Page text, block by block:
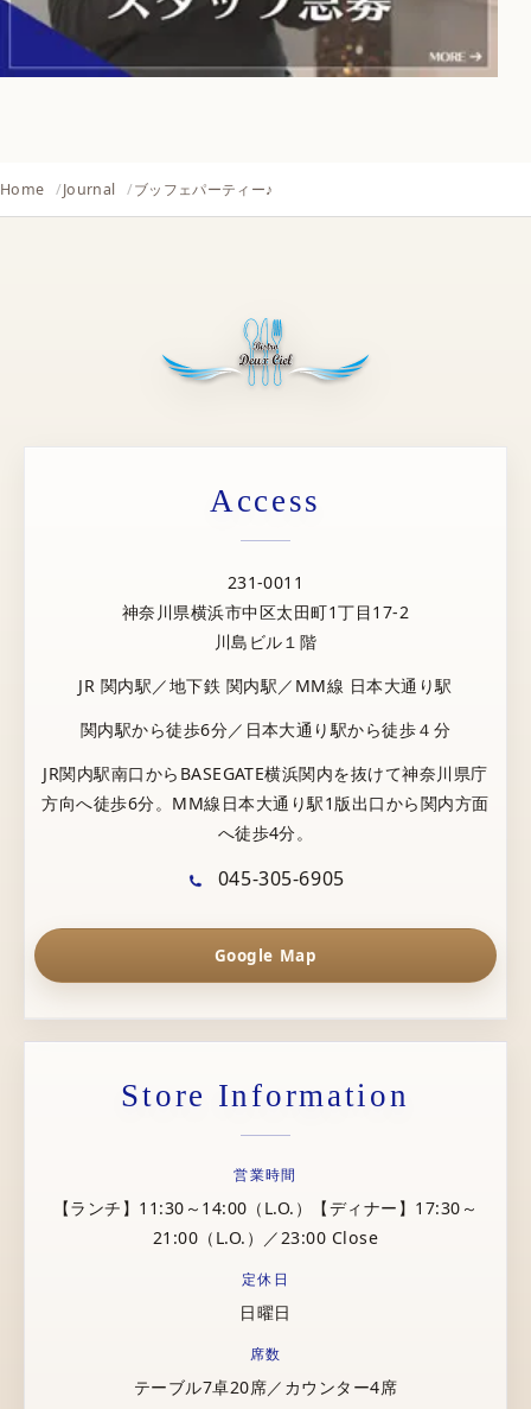
Home Journal ブッフェパーティー♪
Access
231-0011
神奈川県横浜市中区太田町1丁目17-2
川島ビル１階
JR 関内駅／地下鉄 関内駅／MM線 日本大通り駅
関内駅から徒歩6分／日本大通り駅から徒歩４分
JR関内駅南口からBASEGATE横浜関内を抜けて神奈川県庁
方向へ徒歩6分。MM線日本大通り駅1版出口から関内方面
へ徒歩4分。
045-305-6905
Google Map
Store Information
営業時間
【ランチ】11:30～14:00（L.O.）【ディナー】17:30～
21:00（L.O.）／23:00 Close
定休日
日曜日
席数
テーブル7卓20席／カウンター4席